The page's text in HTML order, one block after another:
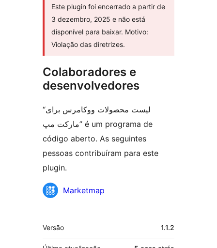
Este plugin foi encerrado a partir de
3 dezembro, 2025 e não está
disponível para baixar. Motivo:
Violação das diretrizes.
Colaboradores e
desenvolvedores
“لیست محصولات ووکامرس برای
مارکت مپ” é um programa de
código aberto. As seguintes
pessoas contribuíram para este
plugin.
Colaboradores
Marketmap
Meta
Versão 1.1.2